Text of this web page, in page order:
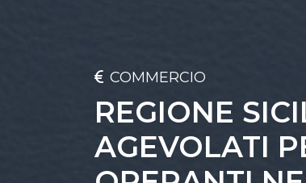
COMMERCIO
REGIONE
AGEVOLATI